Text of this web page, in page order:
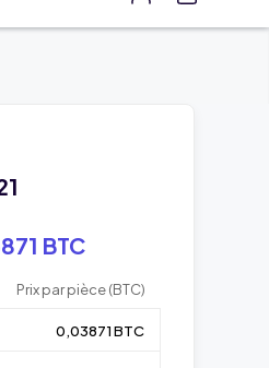
BTC
Prix par pièce (BTC)
0,03871 BTC